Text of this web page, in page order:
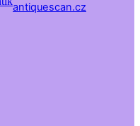
antiquescan.cz